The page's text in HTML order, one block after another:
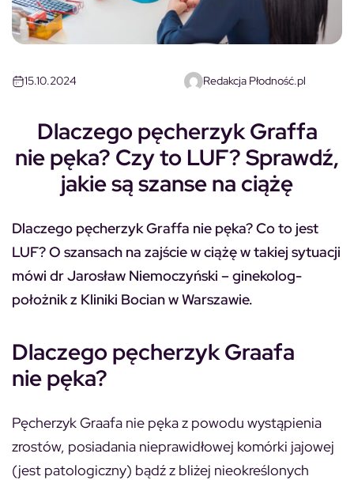
15.10.2024 Redakcja Płodność.pl
Dlaczego pęcherzyk Graffa
nie pęka? Czy to LUF? Sprawdź,
jakie są szanse na ciążę
Dlaczego pęcherzyk Graffa nie pęka? Co to jest
LUF? O szansach na zajście w ciążę w takiej sytuacji
mówi dr Jarosław Niemoczyński – ginekolog-
położnik z Kliniki Bocian w Warszawie.
Dlaczego pęcherzyk Graafa
nie pęka?
Pęcherzyk Graafa nie pęka z powodu wystąpienia
zrostów, posiadania nieprawidłowej komórki jajowej
(jest patologiczny) bądź z bliżej nieokreślonych